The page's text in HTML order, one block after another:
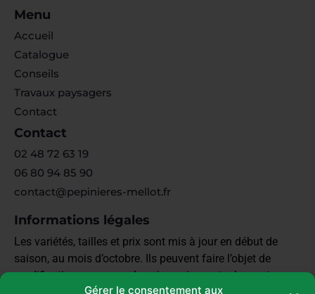
Gérer le consentement aux
Menu
Accueil
Catalogue
Conseils
Travaux paysagers
Contact
Contact
02 48 72 63 19
06 80 94 85 90
contact@pepinieres-mellot.fr
Informations légales
Les variétés, tailles et prix sont mis à jour en début de
saison, au mois d’octobre. Ils peuvent faire l’objet de
modifications en cours de saison si nos stocks sont